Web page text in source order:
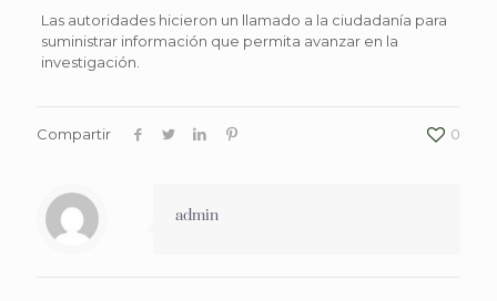
Las autoridades hicieron un llamado a la ciudadanía para
suministrar información que permita avanzar en la
investigación.
Compartir 0
admin